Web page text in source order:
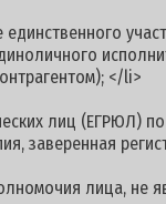
</li>
лиц (ЕГРЮЛ)
заверенная
лица, не